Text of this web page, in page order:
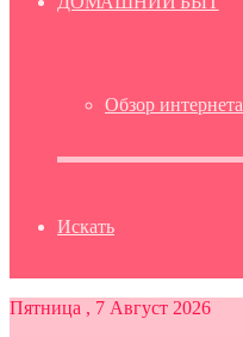
Обзор интернета
Искать
Пятница , 7 Август 2026